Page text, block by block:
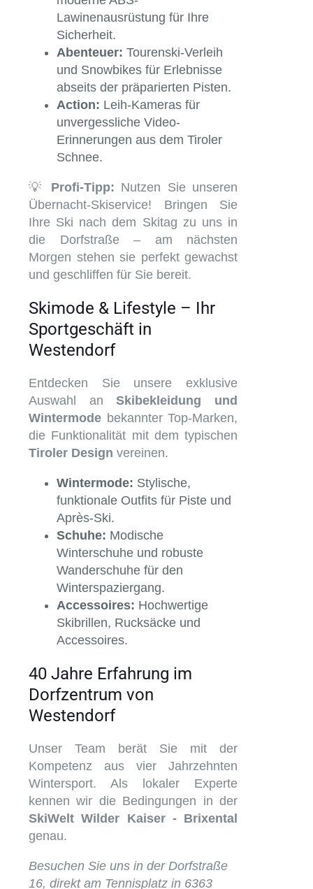
Lawinenausrüstung für Ihre
Sicherheit.
Abenteuer: Tourenski-Verleih
und Snowbikes für Erlebnisse
abseits der präparierten Pisten.
Action: Leih-Kameras für
unvergessliche Video-
Erinnerungen aus dem Tiroler
Schnee.
💡 Profi-Tipp: Nutzen Sie unseren
Übernacht-Skiservice! Bringen Sie
Ihre Ski nach dem Skitag zu uns in
die Dorfstraße – am nächsten
Morgen stehen sie perfekt gewachst
und geschliffen für Sie bereit.
Skimode & Lifestyle – Ihr
Sportgeschäft in
Westendorf
Entdecken Sie unsere exklusive
Auswahl anSkibekleidung und
Wintermode bekannter Top-Marken,
die Funktionalität mit dem typischen
Tiroler Design vereinen.
Wintermode: Stylische,
funktionale Outfits für Piste und
Après-Ski.
Schuhe: Modische
Winterschuhe und robuste
Wanderschuhe für den
Winterspaziergang.
Accessoires: Hochwertige
Skibrillen, Rucksäcke und
Accessoires.
40 Jahre Erfahrung im
Dorfzentrum von
Westendorf
Unser Team berät Sie mit der
Kompetenz aus vier Jahrzehnten
Wintersport. Als lokaler Experte
kennen wir die Bedingungen in der
SkiWelt Wilder Kaiser - Brixental
genau.
Besuchen Sie uns in der Dorfstraße
16, direkt am Tennisplatz in 6363